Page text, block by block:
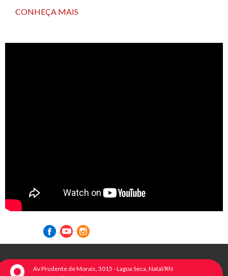
CONHEÇA MAIS
Av Prudente de Morais, 3015 - Lagoa Seca, Natal/RN